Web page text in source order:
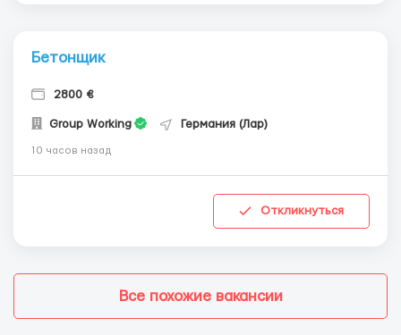
Бетонщик
2800 €
Group Working Германия (Лар)
10 часов назад
Откликнуться
Все похожие вакансии